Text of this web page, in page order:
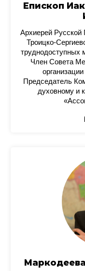
Епископ
Архиерей Русской
Троицко-
труднодоступных
Член Совета
Председатель
духовному и